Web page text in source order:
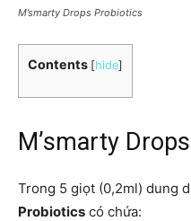
M’smarty Drops Probiotics
Contents [hide]
M’smarty
Trong 5 giọt (0,2ml) dung
Probiotics có chứa: